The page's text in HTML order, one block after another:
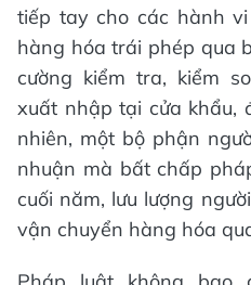
tiếp tay cho các hành
hàng hóa trái phép qua
cường kiểm tra, kiểm
xuất nhập tại cửa khẩu,
nhiên, một bộ phận
nhuận mà bất chấp
cuối năm, lưu lượng
vận chuyển hàng hóa